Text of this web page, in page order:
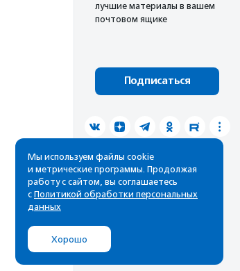
лучшие материалы в вашем
почтовом ящике
Подписаться
Мы используем файлы cookie
и метрические программы. Продолжая
работу с сайтом, вы соглашаетесь
с Политикой обработки персональных
данных
Хорошо